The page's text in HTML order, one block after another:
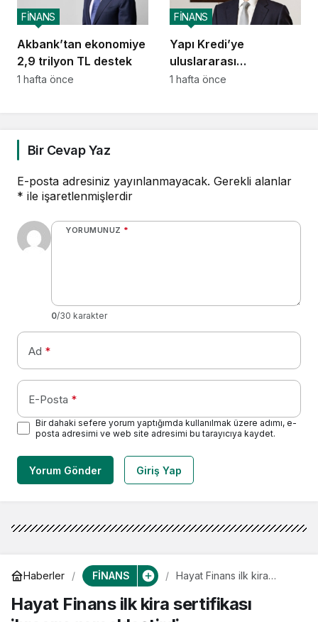
Akbank’tan ekonomiye
2,9 trilyon TL destek
FİNANS
1 hafta önce
Yapı Kredi’ye
uluslararası
piyasalardan 414
FİNANS
1 hafta önce
Bir Cevap Yaz
E-posta adresiniz yayınlanmayacak. Gerekli alanlar
* ile işaretlenmişlerdir
YORUMUNUZ *
0/30 karakter
Ad *
E-Posta *
Bir dahaki sefere yorum yaptığımda kullanılmak üzere adımı, e-
posta adresimi ve web site adresimi bu tarayıcıya kaydet.
Yorum Gönder Giriş Yap
Haberler FİNANS
Hayat Finans ilk kira
gerçekleştirdi
Hayat Finans ilk kira sertifikası